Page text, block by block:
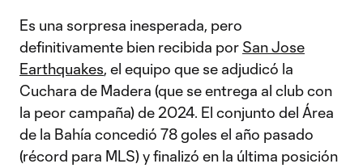
Es una sorpresa inesperada, pero
definitivamente bien recibida por San Jose
Earthquakes, el equipo que se adjudicó la
Cuchara de Madera (que se entrega al club con
la peor campaña) de 2024. El conjunto del Área
de la Bahía concedió 78 goles el año pasado
(récord para MLS) y finalizó en la última posición